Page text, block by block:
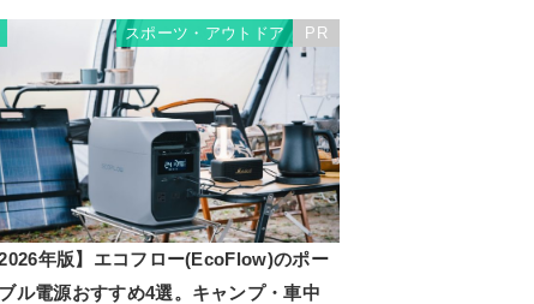
スポーツ・アウトドア PR
2026年版】エコフロー(EcoFlow)のポー
ル電源おすすめ4選。キャンプ・車中